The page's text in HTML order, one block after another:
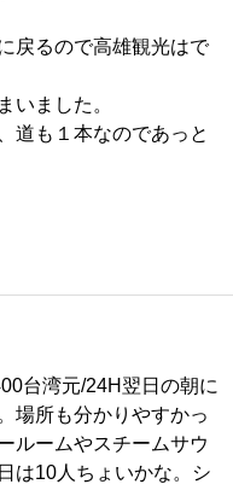
戻るので高雄観光はで
いました。
道も１本なのであっと
台湾元/24H翌日の朝に
場所も分かりやすかっ
ルームやスチームサウ
は10人ちょいかな。シ